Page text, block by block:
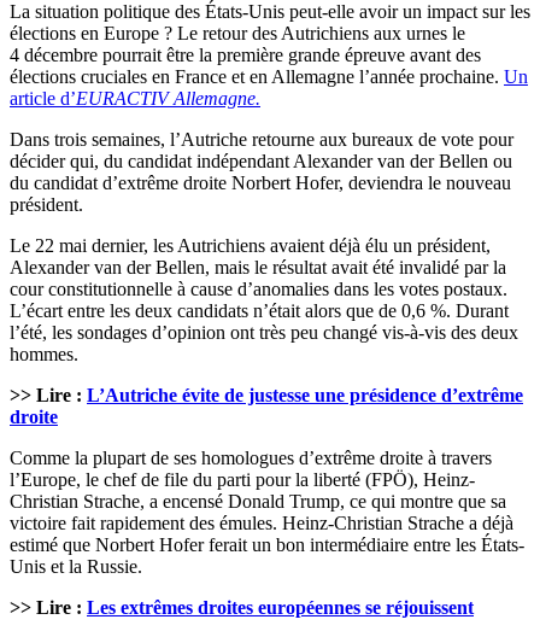
La situation politique des États-Unis peut-elle avoir un impact sur les
élections en Europe ? Le retour des Autrichiens aux urnes le
4 décembre pourrait être la première grande épreuve avant des
élections cruciales en France et en Allemagne l’année prochaine. Un
article d’EURACTIV Allemagne.
Dans trois semaines, l’Autriche retourne aux bureaux de vote pour
décider qui, du candidat indépendant Alexander van der Bellen ou
du candidat d’extrême droite Norbert Hofer, deviendra le nouveau
président.
Le 22 mai dernier, les Autrichiens avaient déjà élu un président,
Alexander van der Bellen, mais le résultat avait été invalidé par la
cour constitutionnelle à cause d’anomalies dans les votes postaux.
L’écart entre les deux candidats n’était alors que de 0,6 %. Durant
l’été, les sondages d’opinion ont très peu changé vis-à-vis des deux
hommes.
>> Lire : L’Autriche évite de justesse une présidence d’extrême
droite
Comme la plupart de ses homologues d’extrême droite à travers
l’Europe, le chef de file du parti pour la liberté (FPÖ), Heinz-
Christian Strache, a encensé Donald Trump, ce qui montre que sa
victoire fait rapidement des émules. Heinz-Christian Strache a déjà
estimé que Norbert Hofer ferait un bon intermédiaire entre les États-
Unis et la Russie.
>> Lire : Les extrêmes droites européennes se réjouissent